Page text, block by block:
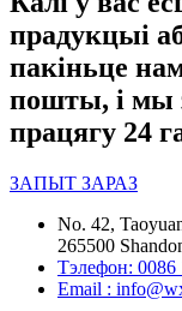
прадукцыі
пакіньце
пошты, і мы
працягу 24
ЗАПЫТ ЗАРАЗ
No. 42,
265500
Тэлефон: 0086
Email :